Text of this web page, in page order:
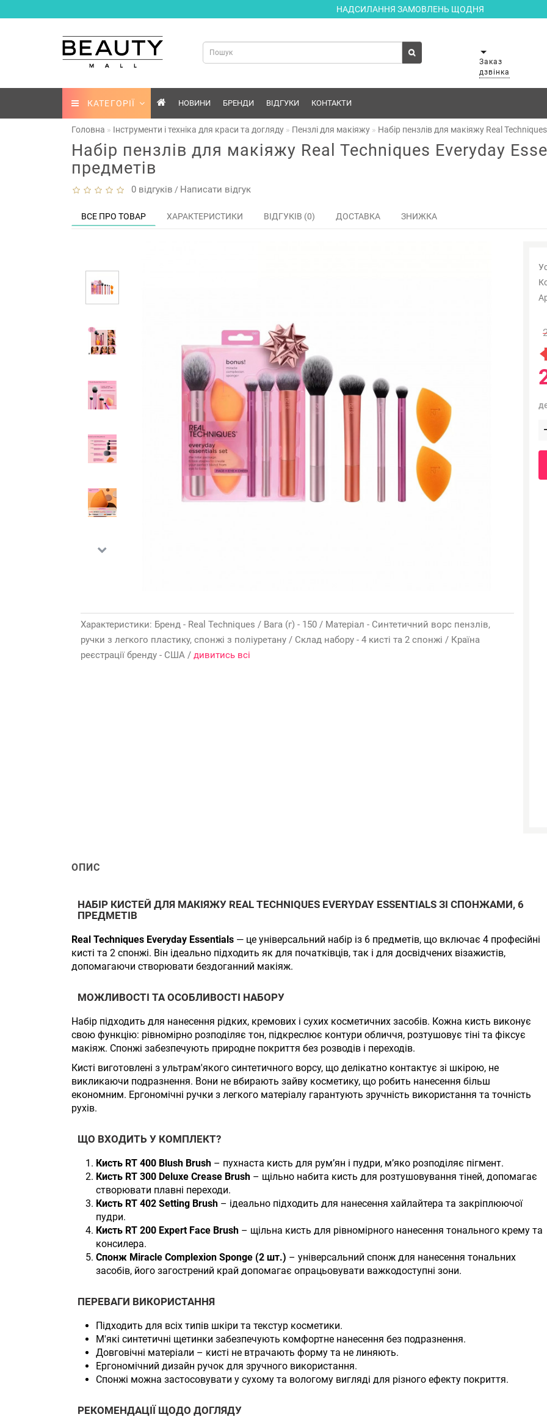
НАДСИЛАННЯ ЗАМОВЛЕНЬ ЩОДНЯ
Заказ
дзвінка
КАТЕГОРІЇ НОВИНИ БРЕНДИ ВІДГУКИ КОНТАКТИ
Головна Інструменти і техніка для краси та догляду Пензлі для макіяжу Набір пензлів для макіяжу Real
Набір пензлів для макіяжу Real Techniques Everyday
предметів
0 відгуків / Написати відгук
ВСЕ ПРО ТОВАР ХАРАКТЕРИСТИКИ ВІДГУКІВ (0) ДОСТАВКА ЗНИЖКА
Характеристики: Бренд - Real Techniques / Вага (г) - 150 / Матеріал - Синтетичний ворс пензлів,
ручки з легкого пластику, спонжі з поліуретану / Склад набору - 4 кисті та 2 спонжі / Країна
реєстрації бренду - США / дивитись всі
ОПИС
НАБІР КИСТЕЙ ДЛЯ МАКІЯЖУ REAL TECHNIQUES EVERYDAY ESSENTIALS ЗІ СПОНЖАМИ, 6
ПРЕДМЕТІВ
Real Techniques Everyday Essentials — це універсальний набір із 6 предметів, що включає 4 професійні
кисті та 2 спонжі. Він ідеально підходить як для початківців, так і для досвідчених візажистів,
допомагаючи створювати бездоганний макіяж.
МОЖЛИВОСТІ ТА ОСОБЛИВОСТІ НАБОРУ
Набір підходить для нанесення рідких, кремових і сухих косметичних засобів. Кожна кисть виконує
свою функцію: рівномірно розподіляє тон, підкреслює контури обличчя, розтушовує тіні та фіксує
макіяж. Спонжі забезпечують природне покриття без розводів і переходів.
Кисті виготовлені з ультрам'якого синтетичного ворсу, що делікатно контактує зі шкірою, не
викликаючи подразнення. Вони не вбирають зайву косметику, що робить нанесення більш
економним. Ергономічні ручки з легкого матеріалу гарантують зручність використання та точність
рухів.
ЩО ВХОДИТЬ У КОМПЛЕКТ?
Кисть RT 400 Blush Brush – пухнаста кисть для рум’ян і пудри, м’яко розподіляє пігмент.
Кисть RT 300 Deluxe Crease Brush – щільно набита кисть для розтушовування тіней, допомагає
створювати плавні переходи.
Кисть RT 402 Setting Brush – ідеально підходить для нанесення хайлайтера та закріплюючої
пудри.
Кисть RT 200 Expert Face Brush – щільна кисть для рівномірного нанесення тонального крему та
консилера.
Спонж Miracle Complexion Sponge (2 шт.) – універсальний спонж для нанесення тональних
засобів, його загострений край допомагає опрацьовувати важкодоступні зони.
ПЕРЕВАГИ ВИКОРИСТАННЯ
Підходить для всіх типів шкіри та текстур косметики.
М'які синтетичні щетинки забезпечують комфортне нанесення без подразнення.
Довговічні матеріали – кисті не втрачають форму та не линяють.
Ергономічний дизайн ручок для зручного використання.
Спонжі можна застосовувати у сухому та вологому вигляді для різного ефекту покриття.
РЕКОМЕНДАЦІЇ ЩОДО ДОГЛЯДУ